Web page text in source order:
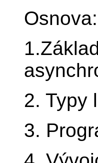
Osnova:
2. Typy
3.